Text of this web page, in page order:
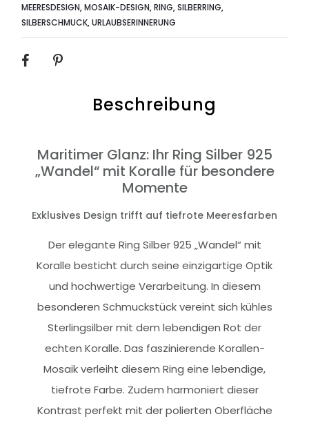
MEERESDESIGN,MOSAIK-DESIGN,RING,SILBERRING,
SILBERSCHMUCK,URLAUBSERINNERUNG
SHARE
Beschreibung
Maritimer Glanz: Ihr Ring Silber 925
„Wandel“ mit Koralle für besondere
Momente
Exklusives Design trifft auf tiefrote Meeresfarben
Der elegante Ring Silber 925 „Wandel“ mit
Koralle besticht durch seine einzigartige Optik
und hochwertige Verarbeitung. In diesem
besonderen Schmuckstück vereint sich kühles
Sterlingsilber mit dem lebendigen Rot der
echten Koralle. Das faszinierende Korallen-
Mosaik verleiht diesem Ring eine lebendige,
tiefrote Farbe. Zudem harmoniert dieser
Kontrast perfekt mit der polierten Oberfläche